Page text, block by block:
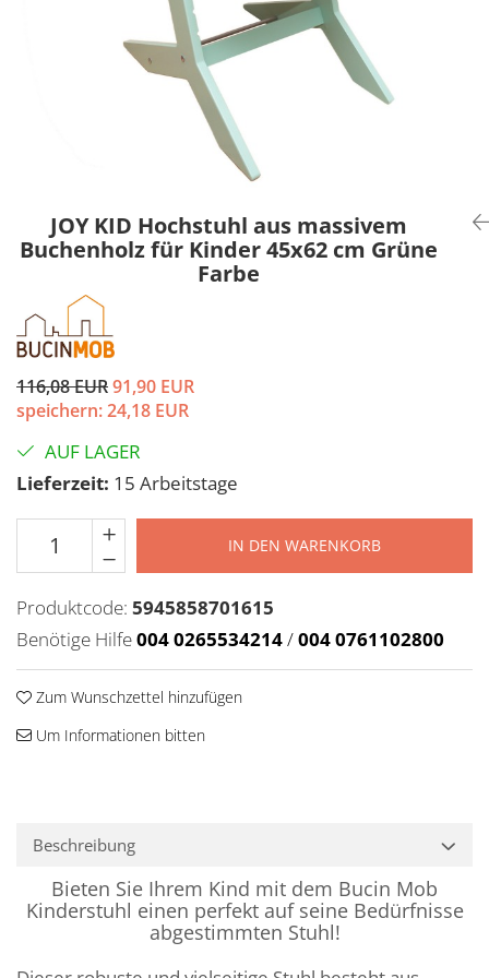
JOY KID Hochstuhl aus massivem
Buchenholz für Kinder 45x62 cm Grüne
Farbe
116,08 EUR91,90 EUR
speichern:24,18 EUR
AUF LAGER
Lieferzeit: 15 Arbeitstage
IN DEN WARENKORB
Produktcode: 5945858701615
Benötige Hilfe004 0265534214/004 0761102800
Zum Wunschzettel hinzufügen
Um Informationen bitten
Beschreibung
Bieten Sie Ihrem Kind mit dem Bucin Mob
Kinderstuhl einen perfekt auf seine Bedürfnisse
abgestimmten Stuhl!